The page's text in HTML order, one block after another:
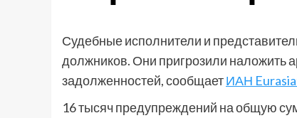
Судебные исполнители и
должников. Они пригрозили наложить
задолженностей, сообщаетИАН
16 тысяч предупреждений на общую